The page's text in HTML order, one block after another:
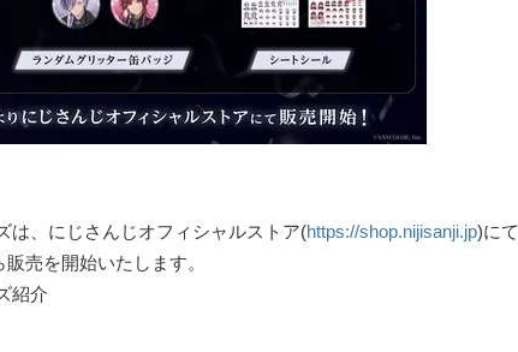
は、にじさんじオフィシャルストア(https://shop.nijisanji.jp)にて
売を開始いたします。
紹介